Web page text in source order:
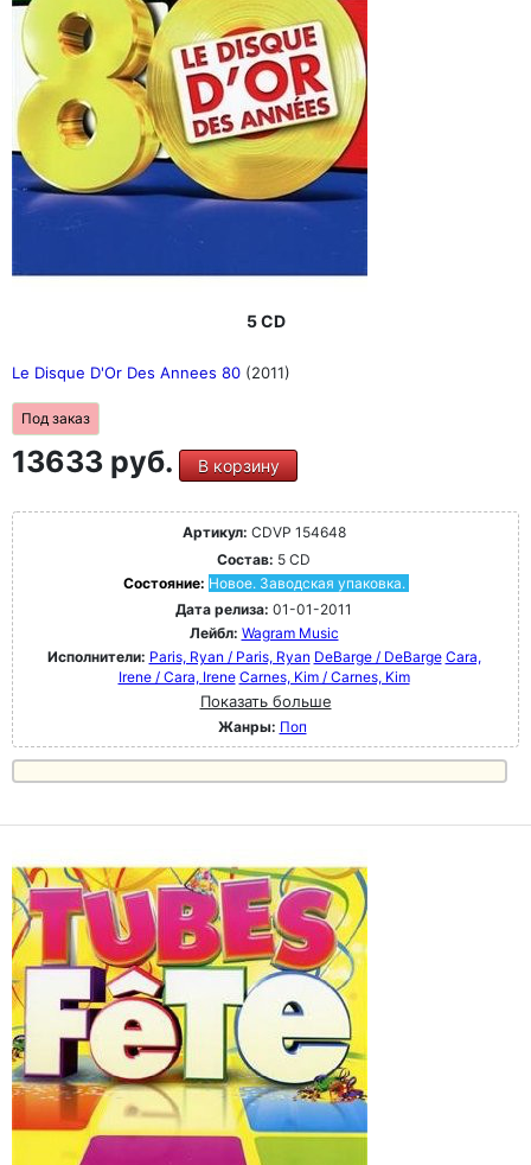
5 CD
Le Disque D'Or Des Annees 80 (2011)
Под заказ
13633 руб. В корзину
Артикул: CDVP 154648
Состав: 5 CD
Состояние: Новое. Заводская упаковка.
Дата релиза: 01-01-2011
Лейбл: Wagram Music
Исполнители: Paris, Ryan / Paris, Ryan DeBarge / DeBarge Cara,
Irene / Cara, Irene Carnes, Kim / Carnes, Kim
Показать больше
Жанры: Поп